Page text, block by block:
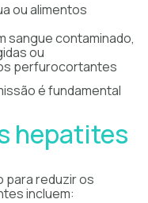
ou alimentos
sangue contaminado,
ou
perfurocortantes
é fundamental
hepatites
para reduzir os
incluem: